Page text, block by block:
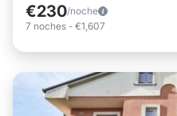
€230/noche
7 noches - €1,607